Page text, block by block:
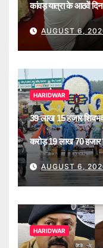
कांवड़ यात्रा के आठवें
AUGUST 6,
HARIDWAR
39 लाख 15 हजार
करोड़ 19 लाख 70
AUGUST 6,
HARIDWAR